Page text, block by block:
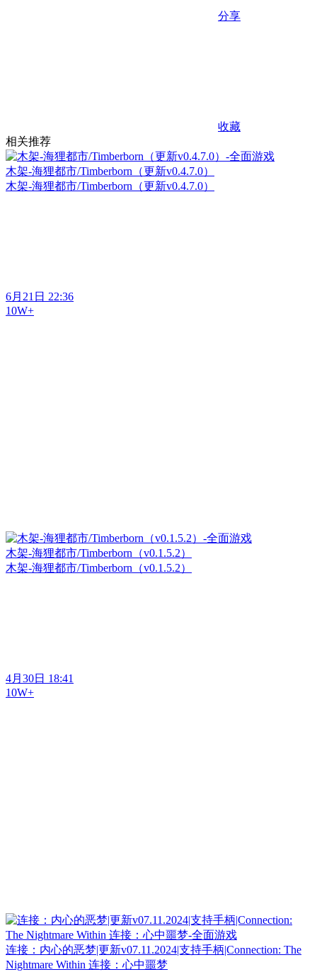
分享
收藏
相关推荐
木架-海狸都市/Timberborn（更新v0.4.7.0）
木架-海狸都市/Timberborn（更新v0.4.7.0）
6月21日 22:36
10W+
木架-海狸都市/Timberborn（v0.1.5.2）
木架-海狸都市/Timberborn（v0.1.5.2）
4月30日 18:41
10W+
连接：内心的恶梦|更新v07.11.2024|支持手柄|Connection: The
Nightmare Within 连接：心中噩梦